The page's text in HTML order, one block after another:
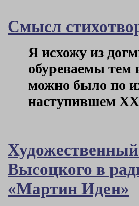
Смысл
Я исхожу из
обуреваемы тем
можно было по
наступившем ХХ
Высоцкого в
«Мартин Иден»